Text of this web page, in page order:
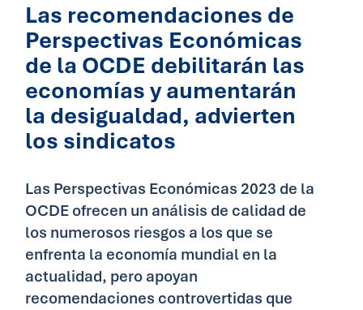
Las recomendaciones de
Perspectivas Económicas
de la OCDE debilitarán las
economías y aumentarán
la desigualdad, advierten
los sindicatos
Las Perspectivas Económicas 2023 de la
OCDE ofrecen un análisis de calidad de
los numerosos riesgos a los que se
enfrenta la economía mundial en la
actualidad, pero apoyan
recomendaciones controvertidas que